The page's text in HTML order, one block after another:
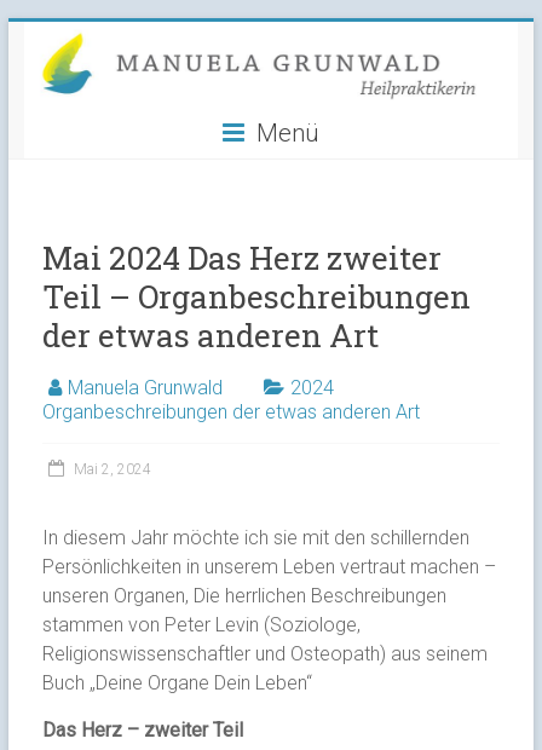
content
Manuela
Grunwald
Menü
Mai 2024 Das Herz zweiter
Teil – Organbeschreibungen
der etwas anderen Art
Manuela Grunwald
2024
Organbeschreibungen der etwas anderen Art
Mai 2, 2024
In diesem Jahr möchte ich sie mit den schillernden
Persönlichkeiten in unserem Leben vertraut machen –
unseren Organen, Die herrlichen Beschreibungen
stammen von Peter Levin (Soziologe,
Religionswissenschaftler und Osteopath) aus seinem
Buch „Deine Organe Dein Leben“
Das Herz – zweiter Teil